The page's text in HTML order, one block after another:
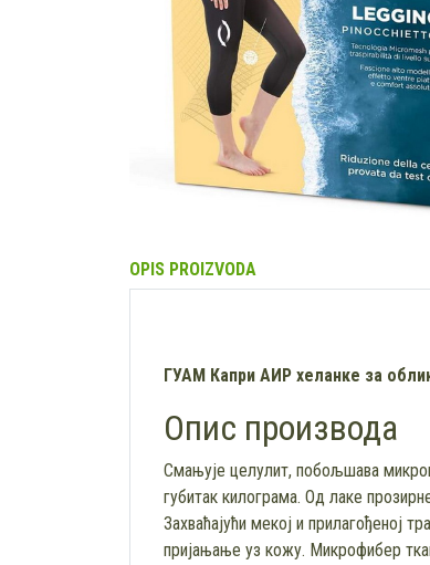
OPIS PROIZVODA
ГУАМ Капри АИР хеланке за
Опис производа
Смањује целулит, побољшава
губитак килограма. Од лаке
Захваћајући мекој и прилагођеној
пријањање уз кожу. Микрофибер